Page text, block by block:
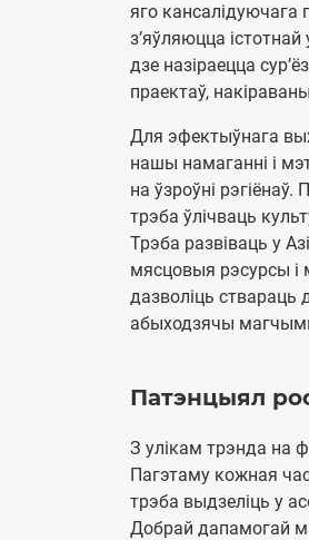
яго кансалідуючага
з’яўляюцца
дзе назіраецца
праектаў,
Для эфектыўнага
нашы намаганні і
на ўзроўні
трэба ўлічваць
Трэба развіваць у
мясцовыя рэсурсы і
дазволіць
абыходзячы
Патэнцыял
З улікам трэнда на
Пагэтаму кожная
трэба выдзеліць у
Добрай дапамогай